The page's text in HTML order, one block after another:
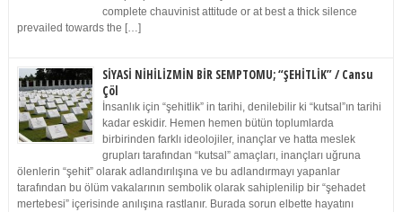
complete chauvinist attitude or at best a thick silence
prevailed towards the […]
SİYASİ NİHİLİZMİN BİR SEMPTOMU; “ŞEHİTLİK” / Cansu
Çöl
İnsanlık için “şehitlik” in tarihi, denilebilir ki “kutsal”ın tarihi
kadar eskidir. Hemen hemen bütün toplumlarda
birbirinden farklı ideolojiler, inançlar ve hatta meslek
grupları tarafından “kutsal” amaçları, inançları uğruna
ölenlerin “şehit” olarak adlandırılışına ve bu adlandırmayı yapanlar
tarafından bu ölüm vakalarının sembolik olarak sahiplenilip bir “şehadet
mertebesi” içerisinde anılışına rastlanır. Burada sorun elbette hayatını